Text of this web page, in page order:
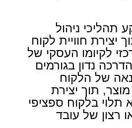
תהליכי ניהול
יצירת חוויית לקוח
לקיומו העסקי של
נדון בגורמים
של הלקוח
תוך יצירת
תלוי בלקוח ספציפי
רצון של עובד